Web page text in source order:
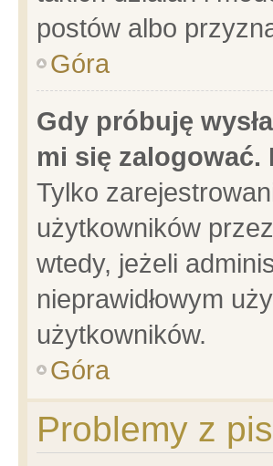
postów albo
Góra
Gdy próbuję
mi się zalogować.
Tylko
użytkowników
wtedy, jeżeli
nieprawidłowym
użytkowników.
Góra
Problemy z